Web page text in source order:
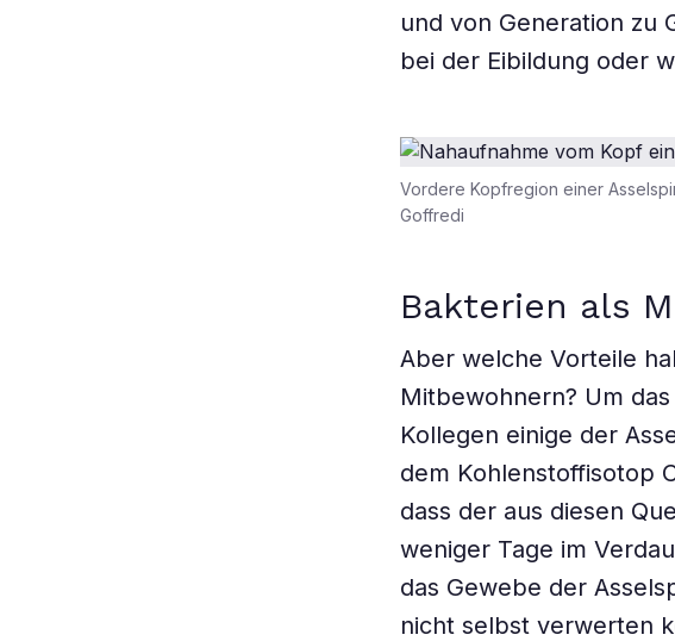
und von Generation zu
bei der Eibildung oder
Vordere Kopfregion einer
Goffredi
Bakterien als
Aber welche Vorteile
Mitbewohnern? Um
Kollegen einige der
dem Kohlenstoffisotop
dass der aus diesen
weniger Tage im
das Gewebe der
nicht selbst verwerten